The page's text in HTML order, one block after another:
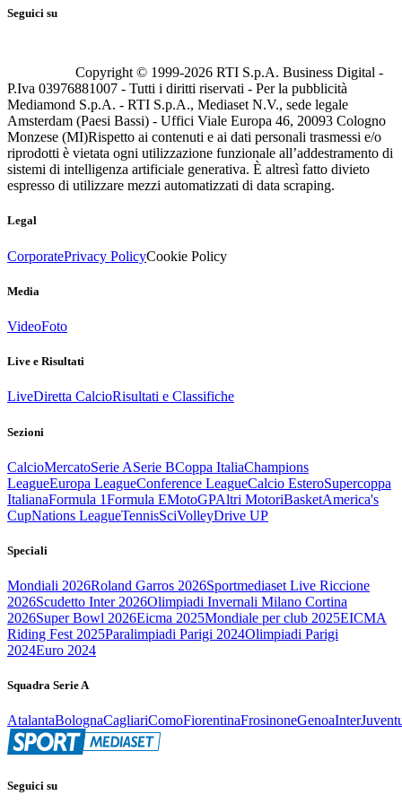
Seguici su
Copyright © 1999-2026 RTI S.p.A. Business Digital -
P.Iva 03976881007 - Tutti i diritti riservati - Per la pubblicità
Mediamond S.p.A. - RTI S.p.A., Mediaset N.V., sede legale
Amsterdam (Paesi Bassi) - Uffici Viale Europa 46, 20093 Cologno
Monzese (MI)Rispetto ai contenuti e ai dati personali trasmessi e/o
riprodotti è vietata ogni utilizzazione funzionale all’addestramento di
sistemi di intelligenza artificiale generativa. È altresì fatto divieto
espresso di utilizzare mezzi automatizzati di data scraping.
Legal
CorporatePrivacy PolicyCookie Policy
Media
VideoFoto
Live e Risultati
LiveDiretta CalcioRisultati e Classifiche
Sezioni
CalcioMercatoSerie ASerie BCoppa ItaliaChampions
LeagueEuropa LeagueConference LeagueCalcio EsteroSupercoppa
ItalianaFormula 1Formula EMotoGPAltri MotoriBasketAmerica's
CupNations LeagueTennisSciVolleyDrive UP
Speciali
Mondiali 2026Roland Garros 2026Sportmediaset Live Riccione
2026Scudetto Inter 2026Olimpiadi Invernali Milano Cortina
2026Super Bowl 2026Eicma 2025Mondiale per club 2025EICMA
Riding Fest 2025Paralimpiadi Parigi 2024Olimpiadi Parigi
2024Euro 2024
Squadra Serie A
AtalantaBolognaCagliariComoFiorentinaFrosinoneGenoaInter
Seguici su